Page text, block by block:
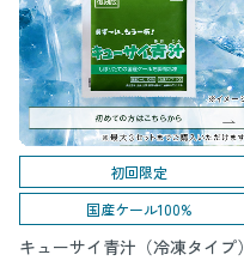
初回限定
国産ケール100%
キューサイ青汁（冷凍タイプ）